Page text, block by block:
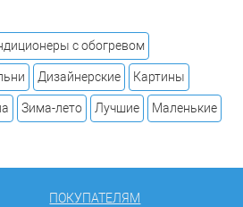
с обогревом
Дизайнерские Картины
Зима-лето Лучшие Маленькие
ПОКУПАТЕЛЯМ